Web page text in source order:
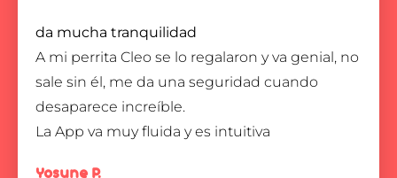
da mucha tranquilidad
A mi perrita Cleo se lo regalaron y va genial, no
sale sin él, me da una seguridad cuando
desaparece increíble.
La App va muy fluida y es intuitiva
Yosune P.